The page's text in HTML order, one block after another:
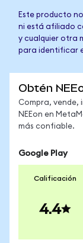
Este producto
ni está afiliado
y cualquier otra
para identificar
Obtén
Compra, vende,
NEEon en
más confiable.
Google Play
Calificación
4.4